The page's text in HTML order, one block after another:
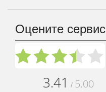
Оцените сервис
3.41 / 5.00